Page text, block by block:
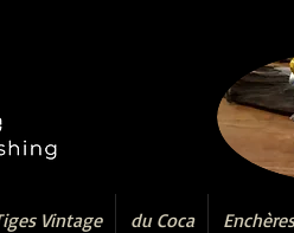
Vintage du Coca Enchères